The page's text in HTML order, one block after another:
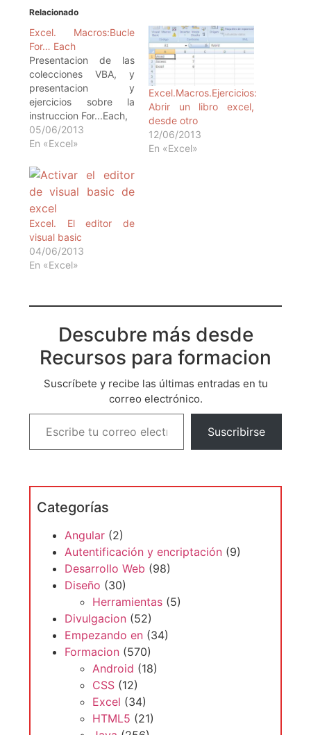
Relacionado
Excel. Macros:Bucle
For… Each
Presentacion de las
colecciones VBA, y
presentacion y
ejercicios sobre la
instruccion For...Each,
05/06/2013
En «Excel»
Excel.Macros.Ejercicios:
Abrir un libro excel,
desde otro
12/06/2013
En «Excel»
Excel. El editor de
visual basic
04/06/2013
En «Excel»
Descubre más desde
Recursos para formacion
Suscríbete y recibe las últimas entradas en tu
correo electrónico.
Suscribirse
Categorías
Angular (2)
Autentificación y encriptación (9)
Desarrollo Web (98)
Diseño (30)
Herramientas (5)
Divulgacion (52)
Empezando en (34)
Formacion (570)
Android (18)
CSS (12)
Excel (34)
HTML5 (21)